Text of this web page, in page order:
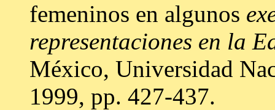
femeninos en algunos
representaciones en la
México, Universidad
1999, pp. 427-437.